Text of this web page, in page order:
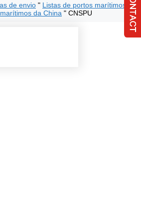
de envio " Listas de portos marítimos
da China " CNSPU